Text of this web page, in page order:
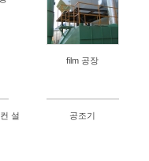
film 공장
설
공조기